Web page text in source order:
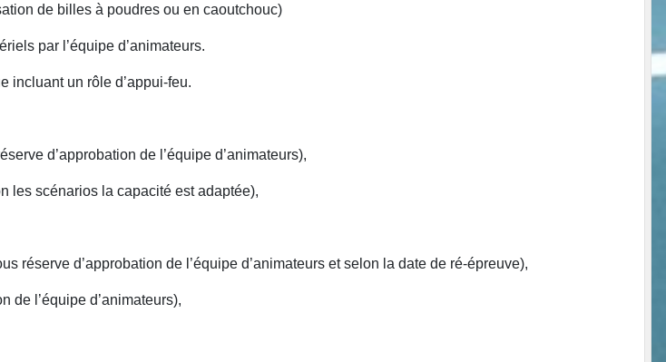
de billes à poudres ou en caoutchouc)
par l’équipe d’animateurs.
incluant un rôle d’appui-feu.
d’approbation de l’équipe d’animateurs),
les scénarios la capacité est adaptée),
réserve d’approbation de l’équipe d’animateurs et selon la date de ré-épreuve),
de l’équipe d’animateurs),